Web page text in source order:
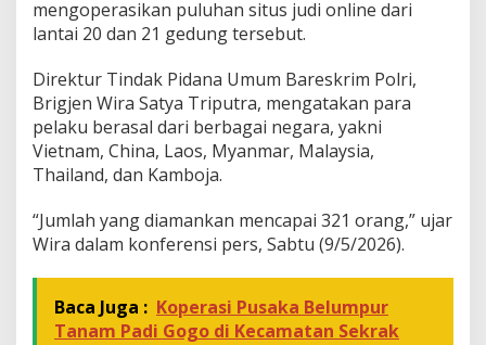
i
J
k
b
a
r
,
3
1
W
N
i
a
mengoperasikan puluhan situs judi online dari
lantai 20 dan 21 gedung tersebut.
Direktur Tindak Pidana Umum Bareskrim Polri,
Brigjen Wira Satya Triputra, mengatakan para
pelaku berasal dari berbagai negara, yakni
Vietnam, China, Laos, Myanmar, Malaysia,
Thailand, dan Kamboja.
“Jumlah yang diamankan mencapai 321 orang,” ujar
Wira dalam konferensi pers, Sabtu (9/5/2026).
Baca Juga : Koperasi Pusaka Belumpur
Tanam Padi Gogo di Kecamatan Sekrak